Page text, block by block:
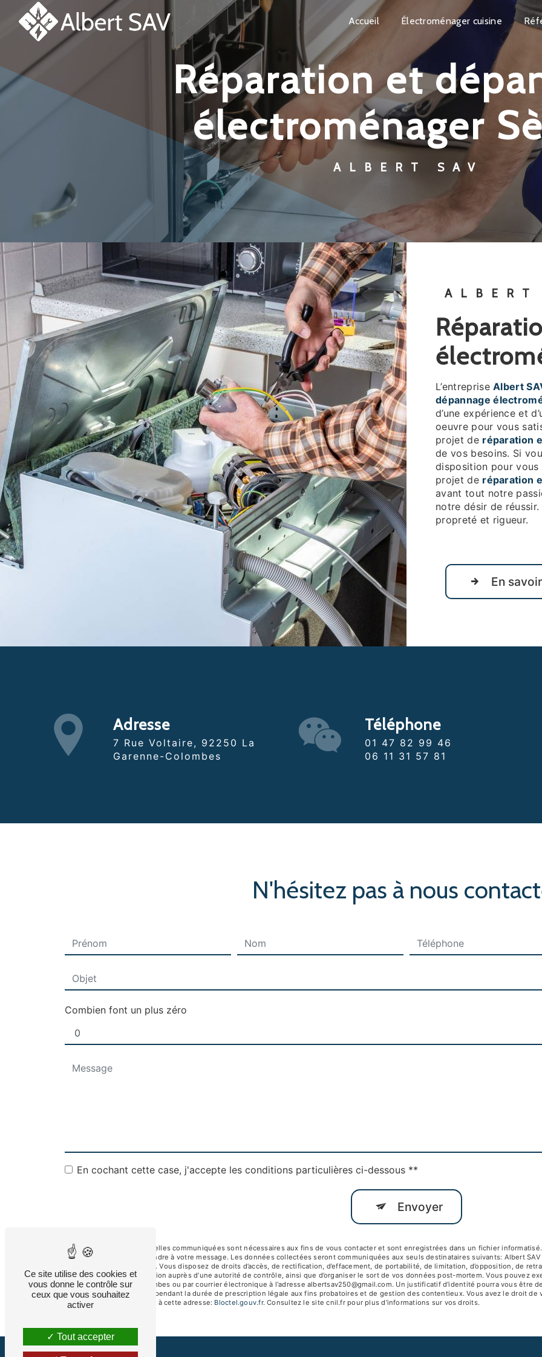
Accueil Électroménager cuisine
réparation et dépannage
électroménager
ALBERT SAV
réparation et dépannage
L’entrepriseAlbert
dépannage
d’une expérience et
oeuvre pour vous
projet de réparation
de vos besoins. Si
disposition pour vous
projet de réparation
avant tout notre
notre désir de
propreté et rigueur.
En
Adresse
7 Rue Voltaire, 92250 La
Garenne-Colombes
Téléphone
01 47 82 99 46
06 11 31 57 81
N'hésitez pas à nous
Combien font un plus zéro
En cochant cette case, j'accepte les conditions particulières ci-dessous **
Envoyer
** Les données personnelles communiquées sont nécessaires aux fins de vous contacter et sont enregistrées dans un fichier
dans le seul but de répondre à votre message. Les données collectées seront communiquées aux seuls destinataires suivants: Albert
albertsav250@gmail.com. Vous disposez de droits d’accès, de rectification, d’effacement, de portabilité, de limitation, d’opposition, de
d’introduire une réclamation auprès d’une autorité de contrôle, ainsi que d’organiser le sort de vos données post-mortem. Vous pouvez
92250 La Garenne-Colombes ou par courrier électronique à l'adresse albertsav250@gmail.com. Un justificatif d'identité pourra vous être
de prise de contact puis pendant la durée de prescription légale aux fins probatoires et de gestion des contentieux. Vous avez le droit
téléphonique, disponible à cette adresse:
Bloctel.gouv.fr. Consultez le site cnil.fr pour plus d’informations sur vos droits.
Panneau de gestion des cookies
Ce site utilise des cookies et
vous donne le contrôle sur
ceux que vous souhaitez
activer
Tout accepter